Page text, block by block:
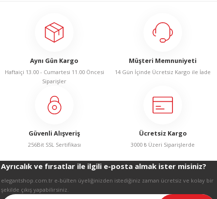
Görüş ve önerileriniz için teşekkür ederiz.
Ürün açıklamasında eksik bilgiler bulunuyor.
Ürün bilgilerinde hatalar bulunuyor.
Ürün fiyatı diğer sitelerden daha pahalı.
Bu ürüne benzer farklı alternatifler olmalı.
Gönder
Aynı Gün Kargo
Haftaiçi 13.00 - Cumartesi 11.00 Öncesi
Siparişler
Müşteri Memnuniyeti
14 Gün İçinde Ücretsiz Kargo ile İade
Güvenli Alışveriş
256Bit SSL Sertifikası
Ücretsiz Kargo
3000 ₺ Üzeri Siparişlerde
Ayrıcalık ve fırsatlar ile ilgili e-posta almak ister misiniz?
elegantshop.com.tr e-bülten üyeliğinizden istediğiniz zaman ücretsiz ve kolay bir
şekilde çıkış yapabilirsiniz.